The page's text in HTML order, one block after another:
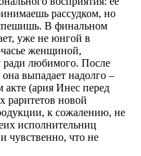
рассудком, но
В финальном
уже не юнгой в
женщиной,
любимого. После
выпадает надолго –
акте (ария Инес перед
раритетов новой
к сожалению, не
исполнительниц
чувственно, что не